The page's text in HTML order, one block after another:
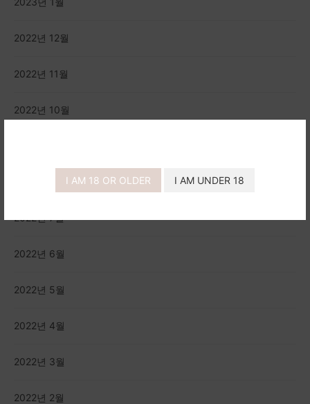
I AM 18 OR OLDER I AM UNDER 18
2022년 12월
2022년 11월
2022년 10월
2022년 7월
2022년 6월
2022년 5월
2022년 4월
2022년 3월
2022년 2월